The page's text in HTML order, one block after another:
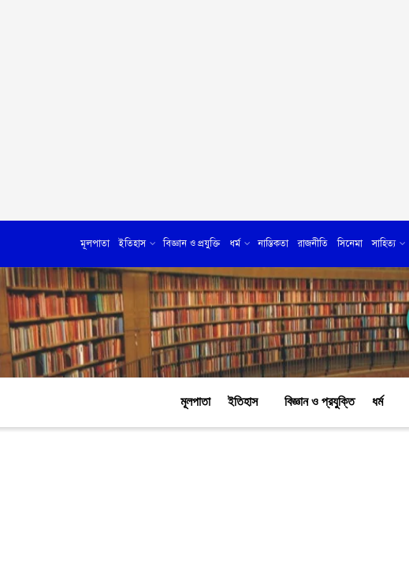
মূলপাতা ইতিহাস বিজ্ঞান ও প্রযুক্তি ধর্ম নাস্তিকতা রাজনীতি সিনেমা সাহিত্য
মূলপাতা ইতিহাস বিজ্ঞান ও প্রযুক্তি ধর্ম